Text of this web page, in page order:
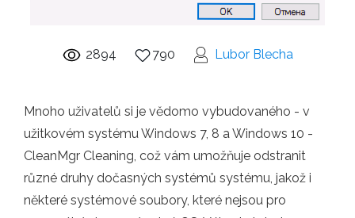
2894 790 Lubor Blecha
Mnoho uživatelů si je vědomo vybudovaného - v
užitkovém systému Windows 7, 8 a Windows 10 -
CleanMgr Cleaning, což vám umožňuje odstranit
různé druhy dočasných systémů systému, jakož i
některé systémové soubory, které nejsou pro